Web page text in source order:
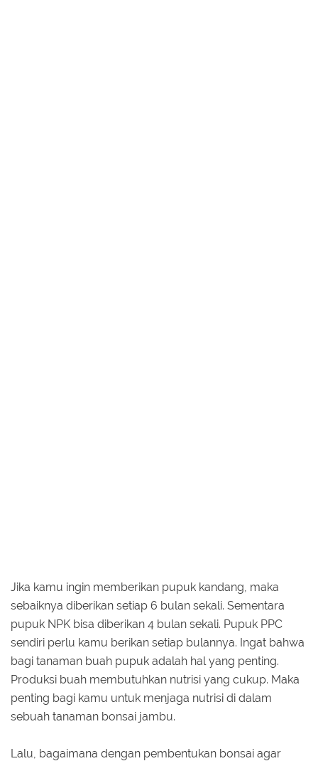
Jika kamu ingin memberikan pupuk kandang, maka
sebaiknya diberikan setiap 6 bulan sekali. Sementara
pupuk NPK bisa diberikan 4 bulan sekali. Pupuk PPC
sendiri perlu kamu berikan setiap bulannya. Ingat bahwa
bagi tanaman buah pupuk adalah hal yang penting.
Produksi buah membutuhkan nutrisi yang cukup. Maka
penting bagi kamu untuk menjaga nutrisi di dalam
sebuah tanaman bonsai jambu.
Lalu, bagaimana dengan pembentukan bonsai agar